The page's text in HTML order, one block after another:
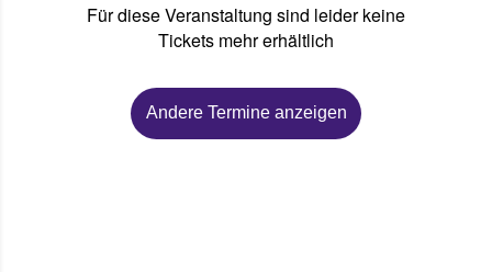
Für diese Veranstaltung sind leider keine
Tickets mehr erhältlich
Andere Termine anzeigen